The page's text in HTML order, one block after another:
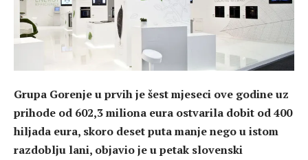
Grupa Gorenje u prvih je šest mjeseci ove godine uz
prihode od 602,3 miliona eura ostvarila dobit od 400
hiljada eura, skoro deset puta manje nego u istom
razdoblju lani, objavio je u petak slovenski